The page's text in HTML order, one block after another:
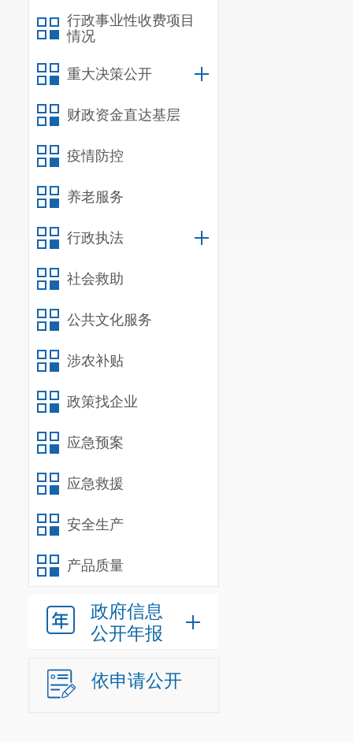
行政事业性收费项目
情况
重大决策公开
财政资金直达基层
疫情防控
养老服务
行政执法
社会救助
公共文化服务
涉农补贴
政策找企业
应急预案
应急救援
安全生产
产品质量
政府信息
公开年报
依申请公开